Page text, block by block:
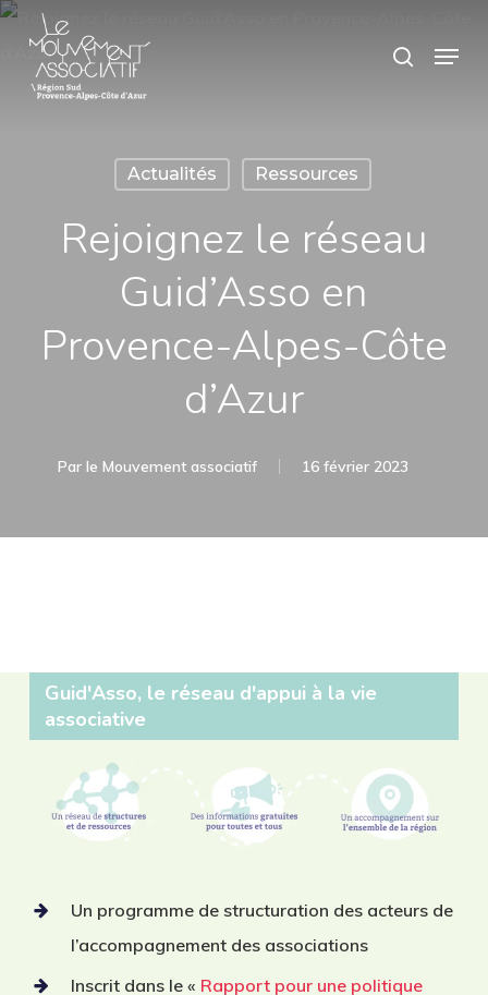
Skip
main
search
Menu
Actualités Ressources
Rejoignez le réseau
Guid’Asso en
Provence-Alpes-Côte
d’Azur
Par le Mouvement associatif 16 février 2023
Guid'Asso, le réseau d'appui à la vie
associative
Un programme de structuration des acteurs de
l’accompagnement des associations
Inscrit dans le « Rapport pour une politique
Panneau de gestion des cookies